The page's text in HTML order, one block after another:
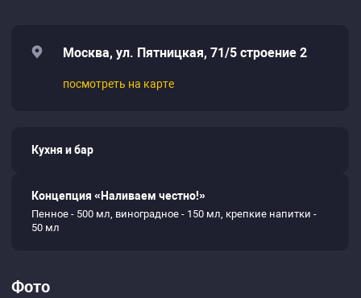
Москва, ул. Пятницкая, 71/5 строение 2
посмотреть на карте
Кухня и бар
Концепция «Наливаем честно!»
Пенное - 500 мл, виноградное - 150 мл, крепкие напитки -
50 мл
Фото